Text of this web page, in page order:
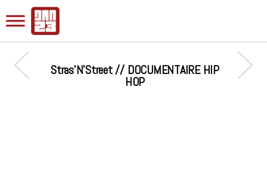
Stras’N’Street // DOCUMENTAIRE HIP
HOP